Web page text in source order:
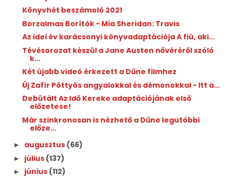
Könyvhét beszámoló 2021
Borzalmas Borítók - Mia Sheridan: Travis
Az idei év karácsonyi könyvadaptációja A ​fiú, aki...
Tévésorozat készül a Jane Austen nővéréről szóló
k...
Két újabb videó érkezett a Dűne filmhez
Új Zafír Pöttyös angyalokkal és démonokkal - Itt a...
Debütált Az Idő Kereke adaptációjának első
előzetese!
Már szinkronosan is nézhető a Dűne legutóbbi
előze...
► augusztus (66)
► július (137)
► június (112)